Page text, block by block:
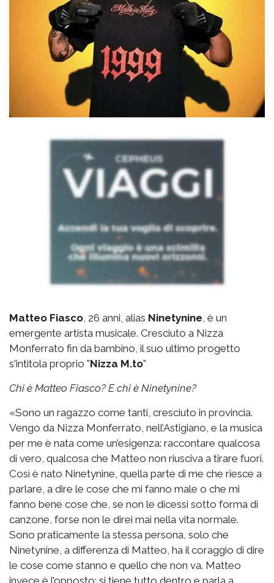
Matteo Fiasco , 26 anni, alias Ninetynine , è un
emergente artista musicale. Cresciuto a Nizza
Monferrato fin da bambino, il suo ultimo progetto
s'intitola proprio "Nizza M.to"
Chi è Matteo Fiasco? E chi è Ninetynine?
«Sono un ragazzo come tanti, cresciuto in provincia.
Vengo da Nizza Monferrato, nell’Astigiano, e la musica
per me è nata come un’esigenza: raccontare qualcosa
di vero, qualcosa che Matteo non riusciva a tirare fuori.
Così è nato Ninetynine, quella parte di me che riesce a
parlare, a dire le cose che mi fanno male o che mi
fanno bene cose che, se non le dicessi sotto forma di
canzone, forse non le direi mai nella vita normale.
Sono praticamente la stessa persona, solo che
Ninetynine, a differenza di Matteo, ha il coraggio di dire
le cose come stanno e quello che non va. Matteo
invece è l’opposto: si tiene tutto dentro e parla a